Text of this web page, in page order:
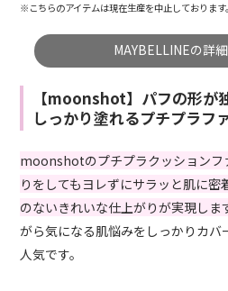
※こちらのアイテムは現在生産を中止しております。
MAYBELLINEの詳
【moonshot】パフの形が
しっかり塗れるプチプラフ
moonshotのプチプラクッションフ
りをしてもヨレずにサラッと肌に
のないきれいな仕上がりが実現しま
がら気になる肌悩みをしっかりカバ
人気です。